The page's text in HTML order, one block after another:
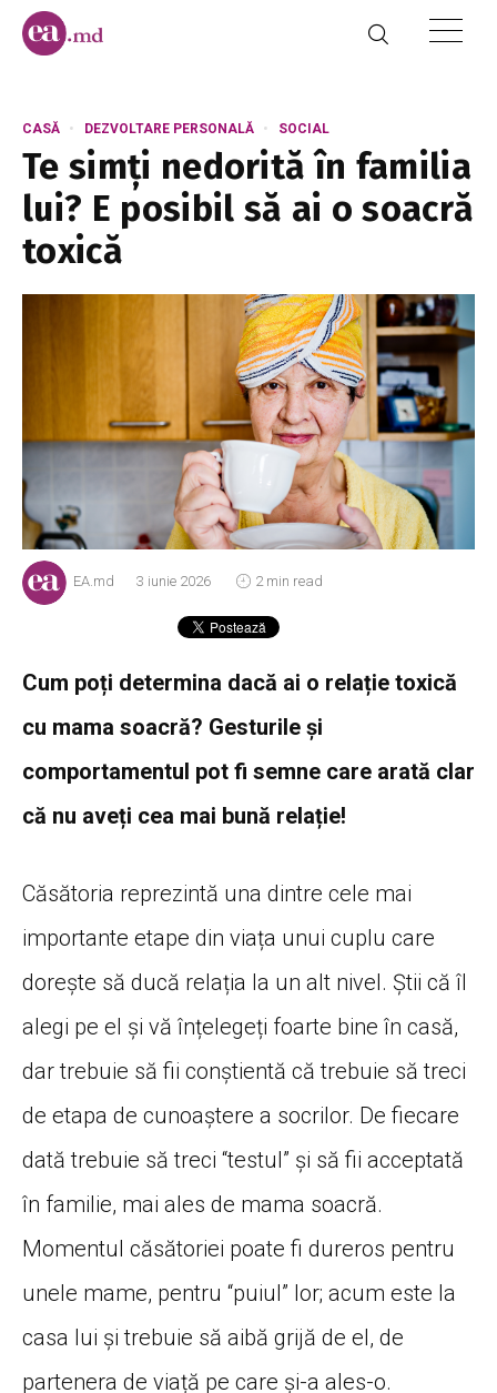
CASĂ DEZVOLTARE PERSONALĂ SOCIAL
Te simți nedorită în familia
lui? E posibil să ai o soacră
toxică
EA.md 3 iunie 2026 2 min read
Cum poți determina dacă ai o relație toxică
cu mama soacră? Gesturile și
comportamentul pot fi semne care arată clar
că nu aveți cea mai bună relație!
Căsătoria reprezintă una dintre cele mai
importante etape din viața unui cuplu care
dorește să ducă relația la un alt nivel. Știi că îl
alegi pe el și vă înțelegeți foarte bine în casă,
dar trebuie să fii conștientă că trebuie să treci
de etapa de cunoaștere a socrilor. De fiecare
dată trebuie să treci “testul” și să fii acceptată
în familie, mai ales de mama soacră.
Momentul căsătoriei poate fi dureros pentru
unele mame, pentru “puiul” lor; acum este la
casa lui și trebuie să aibă grijă de el, de
partenera de viață pe care și-a ales-o.